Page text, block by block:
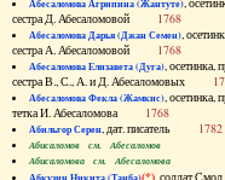
Абесаломова Агрипина (Жантуте),
сестра Д. Абесаломовой 1768
Абесаломова Дарья (Джан Семен),
сестра А. Абесаломовой 1768
Абесаломова Елизавета (Дуга), осетинка,
сестра В., С., А. и Д. Абесаломовых
Абесаломова Фекла (Жамкис), осетинка,
тетка И. Абесаломова 1768
Абильгор Серен, дат. писатель 1782
Абисаломов см. Абесаломов
Абисаломова см. Абесаломова